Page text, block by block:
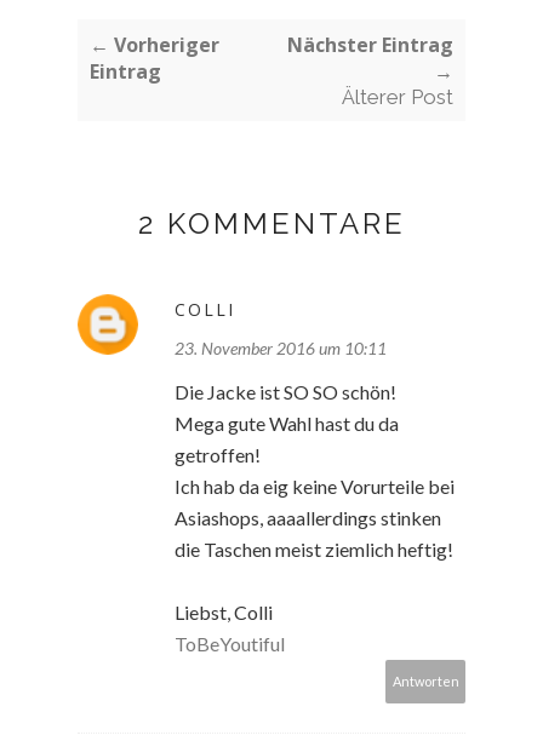
← Vorheriger
Eintrag
Nächster Eintrag
→
Älterer Post
2 KOMMENTARE
COLLI
23. November 2016 um 10:11
Die Jacke ist SO SO schön!
Mega gute Wahl hast du da
getroffen!
Ich hab da eig keine Vorurteile bei
Asiashops, aaaallerdings stinken
die Taschen meist ziemlich heftig!
Liebst, Colli
ToBeYoutiful
Antworten